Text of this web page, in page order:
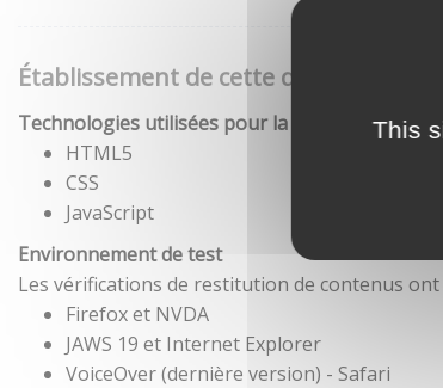
This
Établissement de cette déclaration
Technologies utilisées pour la réalisation du
HTML5
CSS
JavaScript
Environnement de test
Les vérifications de restitution de contenus
Firefox et NVDA
JAWS 19 et Internet Explorer
VoiceOver (dernière version) - Safari